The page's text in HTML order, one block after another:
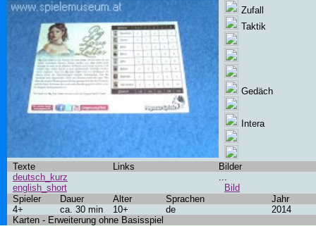
Zufall
Taktik
Gedäch
Intera
Texte Links
Bilder
deutsch_kurz
english_short
...
Bild
Spieler
Dauer Alter Sprachen
Jahr
4+
ca. 30 min 10+ de
2014
Karten - Erweiterung ohne Basisspiel